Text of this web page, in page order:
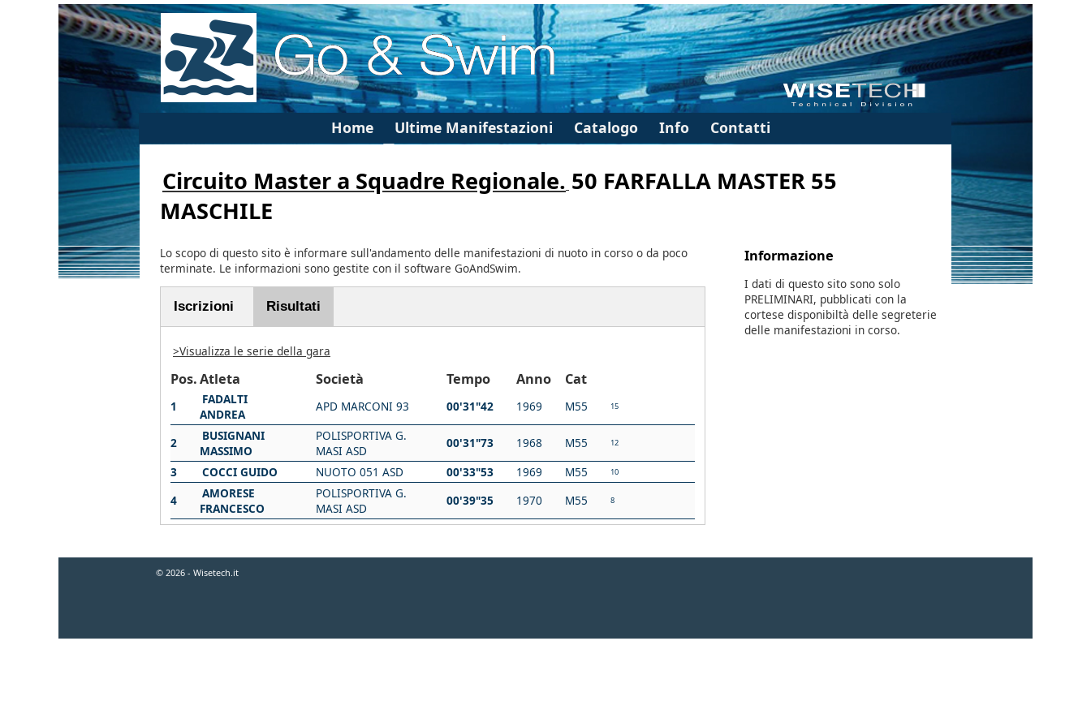
Home Ultime Manifestazioni Catalogo Info Contatti
Circuito Master a Squadre Regionale. 50 FARFALLA MASTER 55
MASCHILE
Lo scopo di questo sito è informare sull'andamento delle manifestazioni di nuoto in corso o da poco
terminate. Le informazioni sono gestite con il software GoAndSwim.
Iscrizioni Risultati
>Visualizza le serie della gara
Pos.Atleta Società Tempo Anno Cat
1
FADALTI
ANDREA
APD MARCONI 93 00'31"42 1969 M55 15
2
BUSIGNANI
MASSIMO
POLISPORTIVA G.
MASI ASD
00'31"73 1968 M55 12
3 COCCI GUIDO NUOTO 051 ASD 00'33"53 1969 M55 10
4
AMORESE
FRANCESCO
POLISPORTIVA G.
MASI ASD
00'39"35 1970 M55 8
Informazione
I dati di questo sito sono solo
PRELIMINARI, pubblicati con la
cortese disponibiltà delle segreterie
delle manifestazioni in corso.
© 2026 - Wisetech.it